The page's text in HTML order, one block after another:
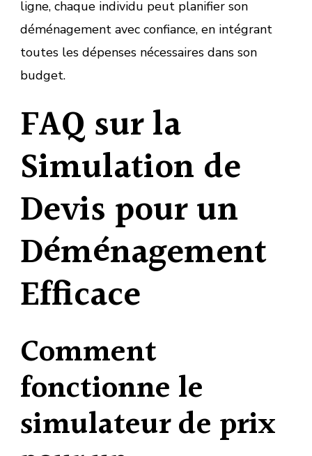
ligne, chaque individu peut planifier son
déménagement avec confiance, en intégrant
toutes les dépenses nécessaires dans son
budget.
FAQ sur la
Simulation de
Devis pour un
Déménagement
Efficace
Comment
fonctionne le
simulateur de prix